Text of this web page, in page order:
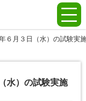
６月３日（水）の試験実
水）の試験実施